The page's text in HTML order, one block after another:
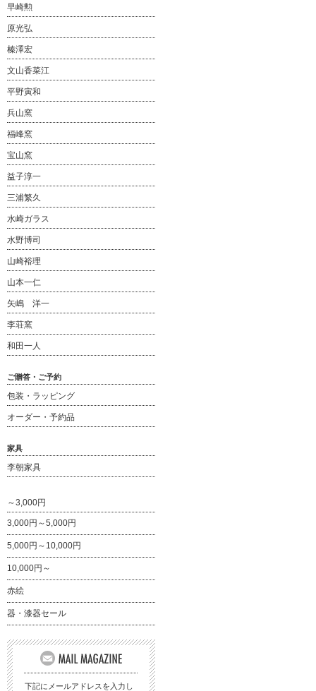
早崎勲
原光弘
榛澤宏
文山香菜江
平野寅和
兵山窯
福峰窯
宝山窯
益子淳一
三浦繁久
水崎ガラス
水野博司
山崎裕理
山本一仁
矢嶋 洋一
李荘窯
和田一人
ご贈答・ご予約
包装・ラッピング
オーダー・予約品
家具
李朝家具
～3,000円
3,000円～5,000円
5,000円～10,000円
10,000円～
赤絵
器・漆器セール
下記にメールアドレスを入力し